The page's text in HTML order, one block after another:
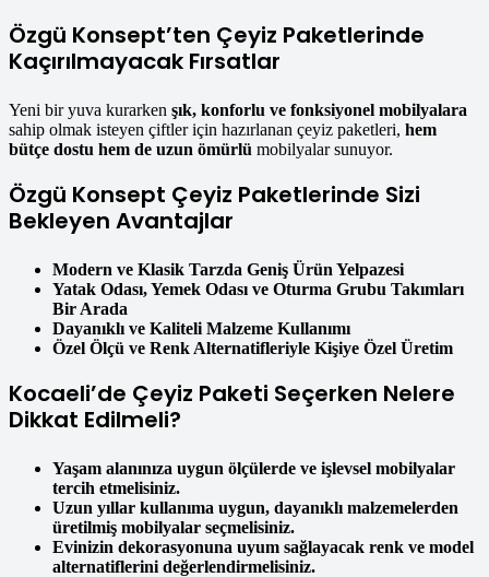
Özgü Konsept’ten Çeyiz Paketlerinde
Kaçırılmayacak Fırsatlar
Yeni bir yuva kurarken şık, konforlu ve fonksiyonel mobilyalara
sahip olmak isteyen çiftler için hazırlanan çeyiz paketleri, hem
bütçe dostu hem de uzun ömürlü mobilyalar sunuyor.
Özgü Konsept Çeyiz Paketlerinde Sizi
Bekleyen Avantajlar
Modern ve Klasik Tarzda Geniş Ürün Yelpazesi
Yatak Odası, Yemek Odası ve Oturma Grubu Takımları
Bir Arada
Dayanıklı ve Kaliteli Malzeme Kullanımı
Özel Ölçü ve Renk Alternatifleriyle Kişiye Özel Üretim
Kocaeli’de Çeyiz Paketi Seçerken Nelere
Dikkat Edilmeli?
Yaşam alanınıza uygun ölçülerde ve işlevsel mobilyalar
tercih etmelisiniz.
Uzun yıllar kullanıma uygun, dayanıklı malzemelerden
üretilmiş mobilyalar seçmelisiniz.
Evinizin dekorasyonuna uyum sağlayacak renk ve model
alternatiflerini değerlendirmelisiniz.